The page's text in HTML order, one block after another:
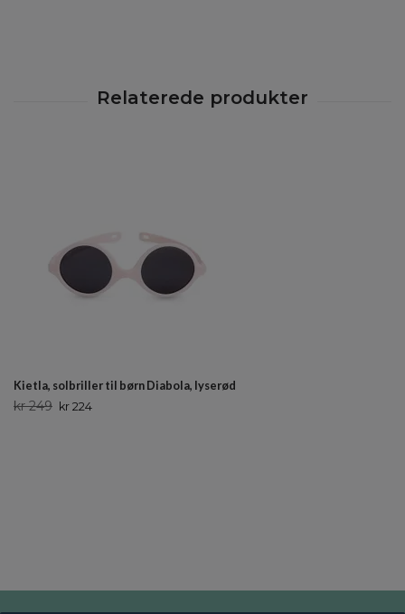
Kietla, solbriller til børn Diabola, lyserød
kr 249 kr 224